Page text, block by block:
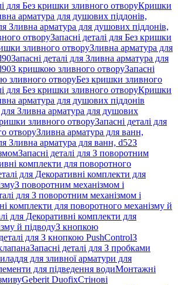
для Без кришки зливного отворуКришки
арматура для душових піддонів,
Зливна арматура для душових піддонів,
отворуЗапасні деталі для Без кришки
зливного отворуЗливна арматура для
Запасні деталі для Зливна арматура для
З кришкою зливного отворуЗапасні
зливного отворуБез кришки зливного
для Без кришки зливного отворуКришки
арматура для душових піддонів
для Зливна арматура для душових
зливного отворуЗапасні деталі для
отворуЗливна арматура для ванн,
Зливна арматура для ванн, d52З
Запасні деталі для З поворотним
комплекти для поворотного
для Декоративні комплекти для
З поворотним механізмом і
для З поворотним механізмом і
комплекти для поворотного механізму й
для Декоративні комплекти для
й підводуЗ кнопкою
для З кнопкою PushControlЗ
Запасні деталі для З пробками
для зливної арматури для
для підведення водиМонтажні
Geberit DuofixСтінові